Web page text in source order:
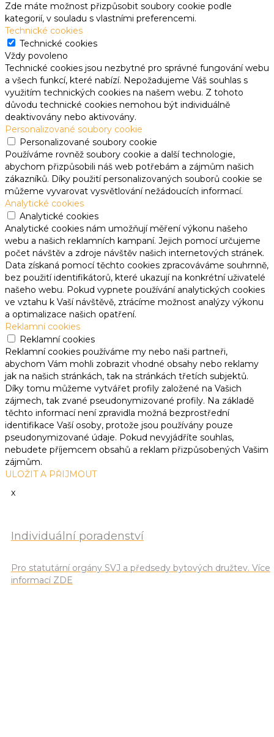
Zde máte možnost přizpůsobit soubory cookie podle
kategorií, v souladu s vlastními preferencemi.
Technické cookies
Technické cookies
Vždy povoleno
Technické cookies jsou nezbytné pro správné fungování webu
a všech funkcí, které nabízí. Nepožadujeme Váš souhlas s
využitím technických cookies na našem webu. Z tohoto
důvodu technické cookies nemohou být individuálně
deaktivovány nebo aktivovány.
Personalizované soubory cookie
Personalizované soubory cookie
Používáme rovněž soubory cookie a další technologie,
abychom přizpůsobili náš web potřebám a zájmům našich
zákazníků. Díky použití personalizovaných souborů cookie se
můžeme vyvarovat vysvětlování nežádoucích informací.
Analytické cookies
Analytické cookies
Analytické cookies nám umožňují měření výkonu našeho
webu a našich reklamních kampaní. Jejich pomocí určujeme
počet návštěv a zdroje návštěv našich internetových stránek.
Data získaná pomocí těchto cookies zpracováváme souhrnně,
bez použití identifikátorů, které ukazují na konkrétní uživatelé
našeho webu. Pokud vypnete používání analytických cookies
ve vztahu k Vaší návštěvě, ztrácíme možnost analýzy výkonu
a optimalizace našich opatření.
Reklamní cookies
Reklamní cookies
Reklamní cookies používáme my nebo naši partneři,
abychom Vám mohli zobrazit vhodné obsahy nebo reklamy
jak na našich stránkách, tak na stránkách třetích subjektů.
Díky tomu můžeme vytvářet profily založené na Vašich
zájmech, tak zvané pseudonymizované profily. Na základě
těchto informací není zpravidla možná bezprostřední
identifikace Vaší osoby, protože jsou používány pouze
pseudonymizované údaje. Pokud nevyjádříte souhlas,
nebudete příjemcem obsahů a reklam přizpůsobených Vašim
zájmům.
ULOŽIT A PŘIJMOUT
x
Individuální poradenství
Pro statutární orgány SVJ a předsedy bytových družtev. Více
informací ZDE